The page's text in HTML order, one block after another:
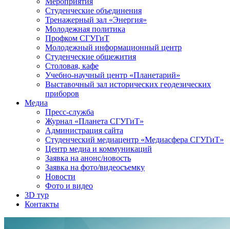
Студенческие объединения
Тренажерный зал «Энергия»
Молодежная политика
Профком СГУГиТ
Молодежный информационный центр
Студенческие общежития
Столовая, кафе
Учебно-научный центр «Планетарий»
Выставочный зал исторических геодезических
приборов
Медиа
Пресс-служба
Журнал «Планета СГУГиТ»
Администрация сайта
Студенческий медиацентр «Медиасфера СГУГиТ»
Центр медиа и коммуникаций
Заявка на анонс/новость
Заявка на фото/видеосъемку
Новости
Фото и видео
3D тур
Контакты